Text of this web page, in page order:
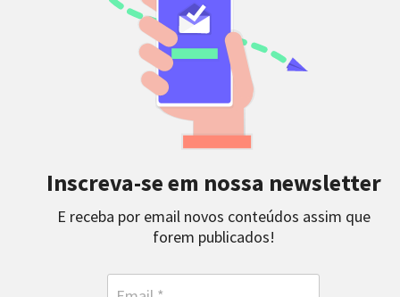
Inscreva-se em nossa newsletter
E receba por email novos conteúdos assim que
forem publicados!